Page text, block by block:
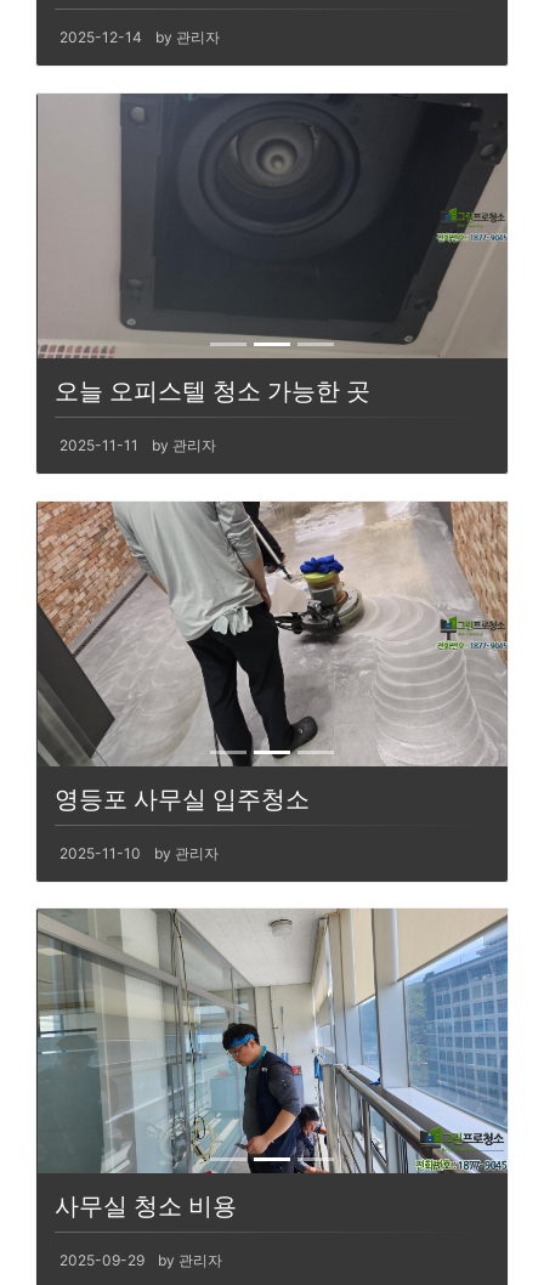
2025-12-14 by 관리자
오늘 오피스텔 청소 가능한 곳
2025-11-11 by 관리자
영등포 사무실 입주청소
2025-11-10 by 관리자
사무실 청소 비용
2025-09-29 by 관리자